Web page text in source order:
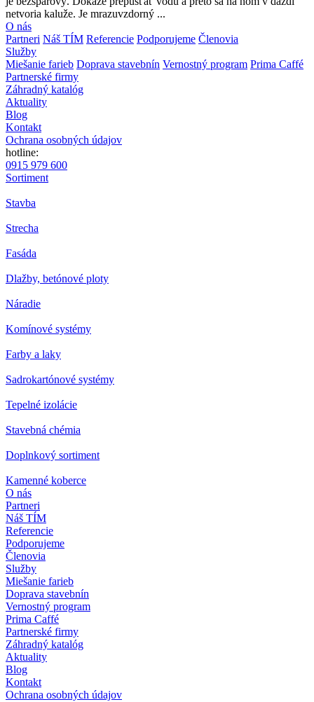
netvoria kaluže. Je mrazuvzdorný ...
O nás
Partneri Náš TÍM Referencie Podporujeme Členovia
Služby
Miešanie farieb Doprava stavebnín Vernostný program Prima Caffé
Partnerské firmy
Záhradný katalóg
Aktuality
Blog
Kontakt
Ochrana osobných údajov
hotline:
0915 979 600
Sortiment
Stavba
Strecha
Fasáda
Dlažby, betónové ploty
Náradie
Komínové systémy
Farby a laky
Sadrokartónové systémy
Tepelné izolácie
Stavebná chémia
Doplnkový sortiment
Kamenné koberce
O nás
Partneri
Náš TÍM
Referencie
Podporujeme
Členovia
Služby
Miešanie farieb
Doprava stavebnín
Vernostný program
Prima Caffé
Partnerské firmy
Záhradný katalóg
Aktuality
Blog
Kontakt
Ochrana osobných údajov